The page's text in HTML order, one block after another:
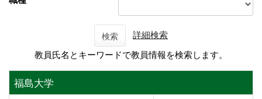
検索
詳細検索
教員氏名とキーワードで教員情報を検索します。
福島大学